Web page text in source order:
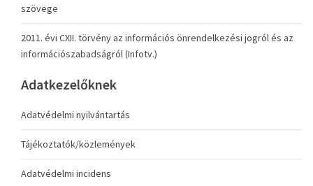
szövege
2011. évi CXII. törvény az információs önrendelkezési jogról és az
információszabadságról (Infotv.)
Adatkezelőknek
Adatvédelmi nyilvántartás
Tájékoztatók/közlemények
Adatvédelmi incidens